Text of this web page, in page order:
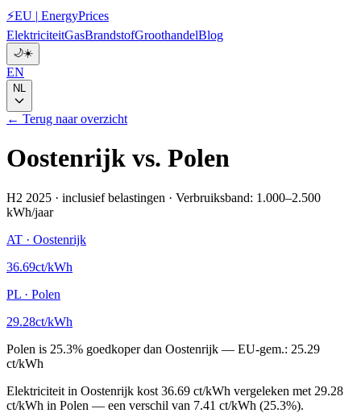
⚡EU | EnergyPrices
ElektriciteitGasBrandstofGroothandelBlog
🌙☀️
EN
NL
← Terug naar overzicht
Oostenrijk vs. Polen
H2 2025 · inclusief belastingen · Verbruiksband: 1.000–2.500
kWh/jaar
AT · Oostenrijk
36.69ct/kWh
PL · Polen
29.28ct/kWh
Polen is 25.3% goedkoper dan Oostenrijk — EU-gem.: 25.29
ct/kWh
Elektriciteit in Oostenrijk kost 36.69 ct/kWh vergeleken met 29.28
ct/kWh in Polen — een verschil van 7.41 ct/kWh (25.3%).